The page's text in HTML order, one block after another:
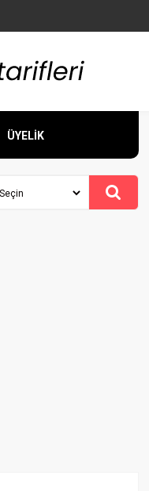
ÜYELİK